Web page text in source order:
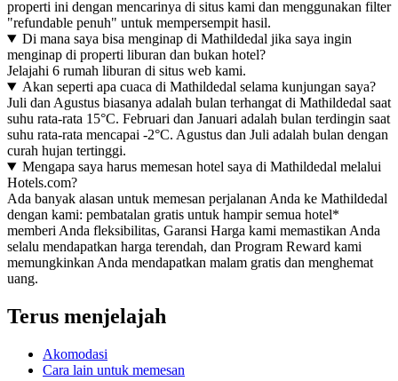
properti ini dengan mencarinya di situs kami dan menggunakan filter
"refundable penuh" untuk mempersempit hasil.
Di mana saya bisa menginap di Mathildedal jika saya ingin
menginap di properti liburan dan bukan hotel?
Jelajahi 6 rumah liburan di situs web kami.
Akan seperti apa cuaca di Mathildedal selama kunjungan saya?
Juli dan Agustus biasanya adalah bulan terhangat di Mathildedal saat
suhu rata-rata 15°C. Februari dan Januari adalah bulan terdingin saat
suhu rata-rata mencapai -2°C. Agustus dan Juli adalah bulan dengan
curah hujan tertinggi.
Mengapa saya harus memesan hotel saya di Mathildedal melalui
Hotels.com?
Ada banyak alasan untuk memesan perjalanan Anda ke Mathildedal
dengan kami: pembatalan gratis untuk hampir semua hotel*
memberi Anda fleksibilitas, Garansi Harga kami memastikan Anda
selalu mendapatkan harga terendah, dan Program Reward kami
memungkinkan Anda mendapatkan malam gratis dan menghemat
uang.
Terus menjelajah
Akomodasi
Cara lain untuk memesan